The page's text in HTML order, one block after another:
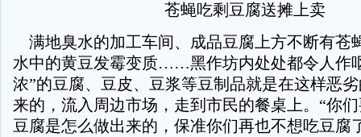
苍蝇吃剩豆腐送摊上卖
满地臭水的加工车间、成品豆腐上方不断有苍
水中的黄豆发霉变质……黑作坊内处处都令人作
浓”的豆腐、豆皮、豆浆等豆制品就是在这样恶
来的，流入周边市场，走到市民的餐桌上。“你
豆腐是怎么做出来的，保准你们再也不想吃豆腐